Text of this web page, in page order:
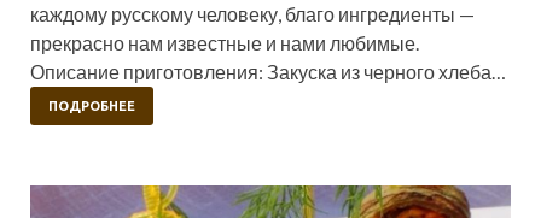
каждому русскому человеку, благо ингредиенты —
прекрасно нам известные и нами любимые.
Описание приготовления: Закуска из черного хлеба…
ПОДРОБНЕЕ